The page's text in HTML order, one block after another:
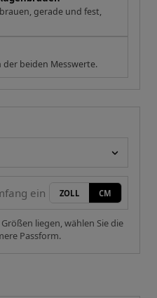
gerade und fest,
beiden Messwerte.
ZOLL CM
liegen, wählen Sie die
Passform.